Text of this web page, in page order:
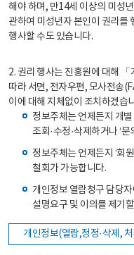
해야 하며, 만14세 이상의 미성
관하여 미성년자 본인이 권리를
행사할 수도 있습니다.
2. 권리 행사는 진흥원에 대해
따라 서면, 전자우편, 모사전송
이에 대해 지체없이 조치하겠습
정보주체는 언제든지 개별
조회·수정·삭제하거나 ‘
정보주체는 언제든지 ‘회
철회가 가능합니다.
개인정보 열람청구 담당
설명요구 및 이의를 제기
개인정보(열람,정정·삭제,